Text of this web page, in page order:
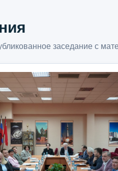
заседание с